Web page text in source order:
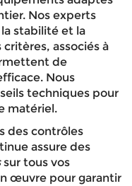
Nos experts
stabilité et la
associés à
de
Nous
techniques pour
matériel.
des contrôles
assure des
sur tous vos
œuvre pour garantir